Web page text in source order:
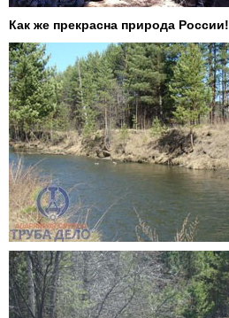
Как же прекрасна природа России!